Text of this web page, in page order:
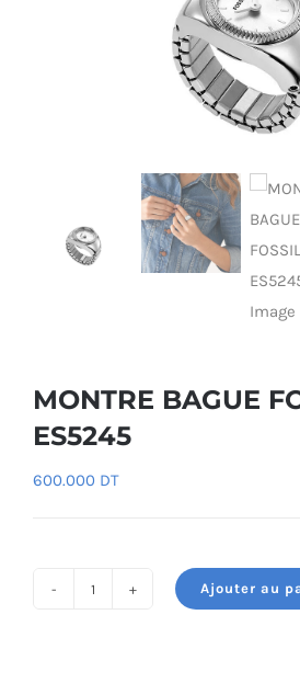
MONTRE BAGUE
ES5245
600.000 DT
Ajouter au